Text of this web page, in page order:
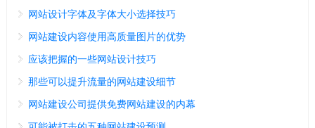
网站设计字体及字体大小选择技巧
网站建设内容使用高质量图片的优势
应该把握的一些网站设计技巧
那些可以提升流量的网站建设细节
网站建设公司提供免费网站建设的内幕